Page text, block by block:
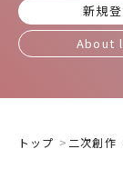
新規
About
トップ 二次創作